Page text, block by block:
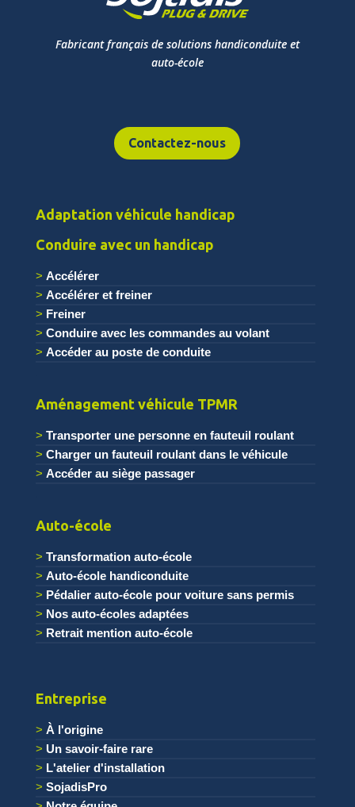
Fabricant français de solutions handiconduite et
auto-école
Contactez-nous
Adaptation véhicule handicap
Conduire avec un handicap
Accélérer
Accélérer et freiner
Freiner
Conduire avec les commandes au volant
Accéder au poste de conduite
Aménagement véhicule TPMR
Transporter une personne en fauteuil roulant
Charger un fauteuil roulant dans le véhicule
Accéder au siège passager
Auto-école
Transformation auto-école
Auto-école handiconduite
Pédalier auto-école pour voiture sans permis
Nos auto-écoles adaptées
Retrait mention auto-école
Entreprise
À l'origine
Un savoir-faire rare
L'atelier d'installation
SojadisPro